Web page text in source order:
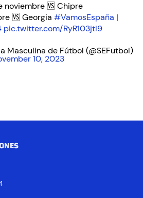
noviembre 🆚 Chipre
🆚 Georgia #VamosEspaña |
pic.twitter.com/RyR103jtI9
Masculina de Fútbol (@SEFutbol)
10, 2023